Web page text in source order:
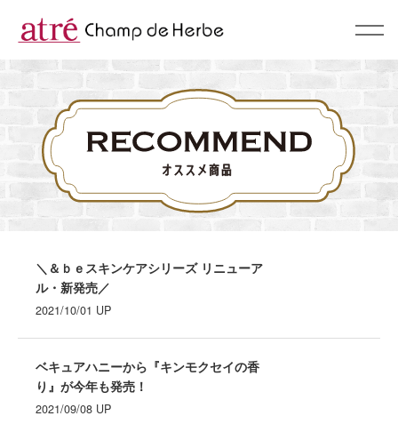
About
コンセプト
BrandList
ブランド一覧
Campaign & News
Recommend
スタッフおすすめ
Shop
ショップリスト
＼＆ｂｅスキンケアシリーズ リニューア
ル・新発売／
2021/10/01 UP
ベキュアハニーから『キンモクセイの香
り』が今年も発売！
2021/09/08 UP